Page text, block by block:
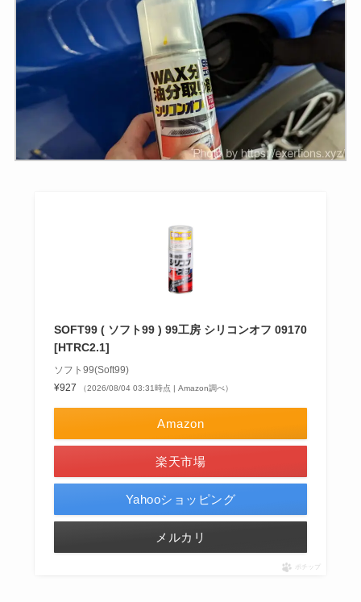
SOFT99 ( ソフト99 ) 99工房 シリコンオフ 09170
[HTRC2.1]
ソフト99(Soft99)
¥927
（2026/08/04 03:31時点 | Amazon調べ）
Amazon
楽天市場
Yahooショッピング
メルカリ
ポチップ